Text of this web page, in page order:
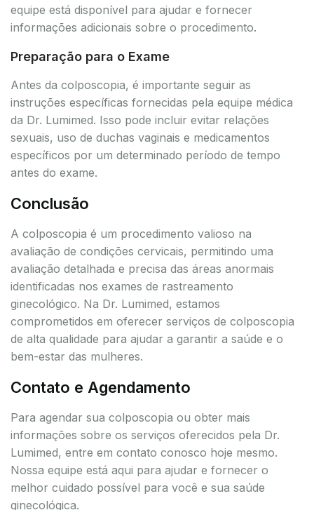
equipe está disponível para ajudar e fornecer
informações adicionais sobre o procedimento.
Preparação para o Exame
Antes da colposcopia, é importante seguir as
instruções específicas fornecidas pela equipe médica
da Dr. Lumimed. Isso pode incluir evitar relações
sexuais, uso de duchas vaginais e medicamentos
específicos por um determinado período de tempo
antes do exame.
Conclusão
A colposcopia é um procedimento valioso na
avaliação de condições cervicais, permitindo uma
avaliação detalhada e precisa das áreas anormais
identificadas nos exames de rastreamento
ginecológico. Na Dr. Lumimed, estamos
comprometidos em oferecer serviços de colposcopia
de alta qualidade para ajudar a garantir a saúde e o
bem-estar das mulheres.
Contato e Agendamento
Para agendar sua colposcopia ou obter mais
informações sobre os serviços oferecidos pela Dr.
Lumimed, entre em contato conosco hoje mesmo.
Nossa equipe está aqui para ajudar e fornecer o
melhor cuidado possível para você e sua saúde
ginecológica.